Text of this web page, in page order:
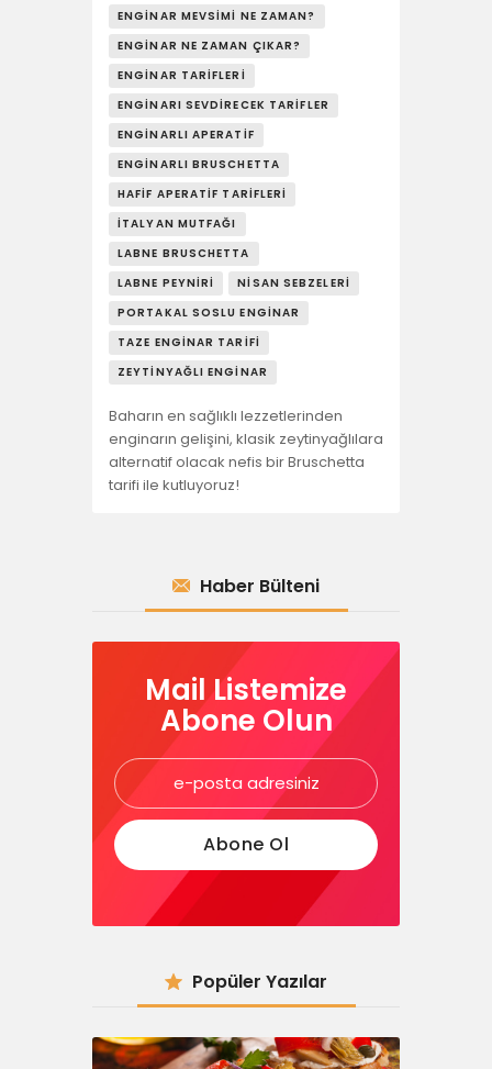
SOSY’LE!
ENGINAR MEVSIMI NE ZAMAN?
ENGINAR NE ZAMAN ÇIKAR?
ENGINAR TARIFLERI
ENGINARI SEVDIRECEK TARIFLER
ENGINARLI APERATIF
ENGINARLI BRUSCHETTA
HAFIF APERATIF TARIFLERI
İTALYAN MUTFAĞI
LABNE BRUSCHETTA
LABNE PEYNIRI
NISAN SEBZELERI
PORTAKAL SOSLU ENGINAR
TAZE ENGINAR TARIFI
ZEYTINYAĞLI ENGINAR
Baharın en sağlıklı lezzetlerinden
enginarın gelişini, klasik zeytinyağlılara
alternatif olacak nefis bir Bruschetta
tarifi ile kutluyoruz!
Haber Bülteni
Mail Listemize
Abone Olun
Popüler Yazılar